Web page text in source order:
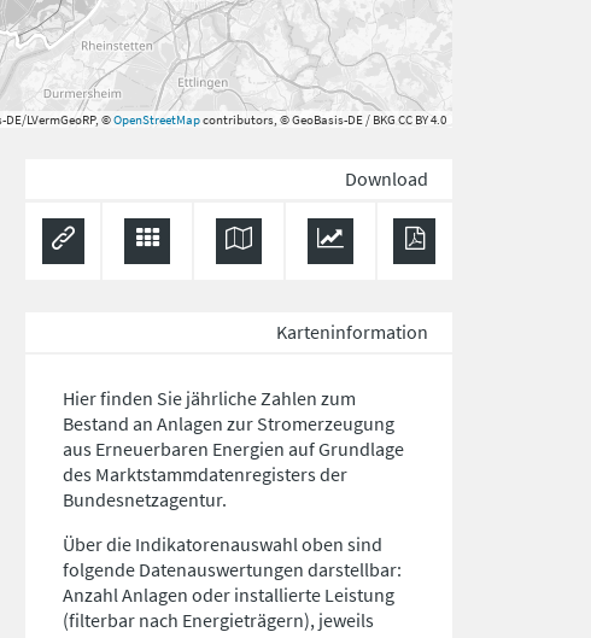
LVermGeoRP, ©OpenStreetMapcontributors, © GeoBasis-DE / BKG CC BY 4.0
Download
Karteninformation
Hier finden Sie jährliche Zahlen zum
Bestand an Anlagen zur Stromerzeugung
aus Erneuerbaren Energien auf Grundlage
des Marktstammdatenregisters der
Bundesnetzagentur.
Über die Indikatorenauswahl oben sind
folgende Datenauswertungen darstellbar:
Anzahl Anlagen oder installierte Leistung
(filterbar nach Energieträgern), jeweils